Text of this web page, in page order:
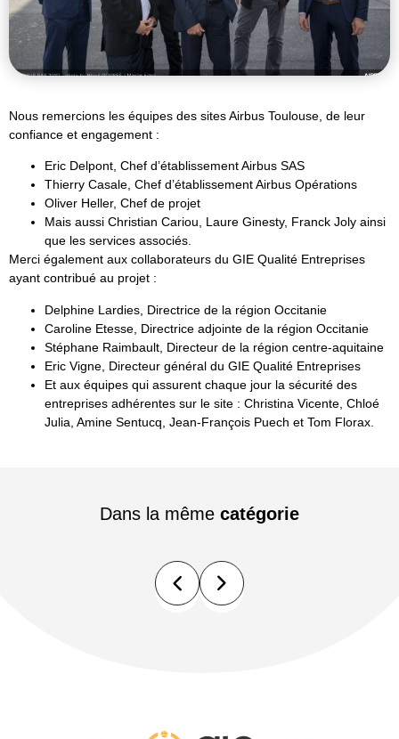
Nous remercions les équipes des sites Airbus Toulouse, de leur
confiance et engagement :
Eric Delpont, Chef d’établissement Airbus SAS
Thierry Casale, Chef d’établissement Airbus Opérations
Oliver Heller, Chef de projet
Mais aussi Christian Cariou, Laure Ginesty, Franck Joly ainsi
que les services associés.
Merci également aux collaborateurs du GIE Qualité Entreprises
ayant contribué au projet :
Delphine Lardies, Directrice de la région Occitanie
Caroline Etesse, Directrice adjointe de la région Occitanie
Stéphane Raimbault, Directeur de la région centre-aquitaine
Eric Vigne, Directeur général du GIE Qualité Entreprises
Et aux équipes qui assurent chaque jour la sécurité des
entreprises adhérentes sur le site : Christina Vicente, Chloé
Julia, Amine Sentucq, Jean-François Puech et Tom Florax.
Dans la même catégorie